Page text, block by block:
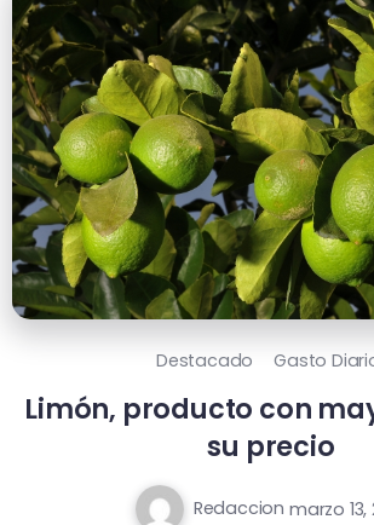
Destacado Gasto
Limón, producto con
su precio
Redaccion marzo 13,